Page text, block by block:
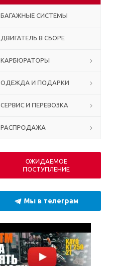
БАГАЖНЫЕ СИСТЕМЫ
ДВИГАТЕЛЬ В СБОРЕ
КАРБЮРАТОРЫ
ОДЕЖДА И ПОДАРКИ
СЕРВИС И ПЕРЕВОЗКА
РАСПРОДАЖА
ОЖИДАЕМОЕ
ПОСТУПЛЕНИЕ
Мы в телеграм